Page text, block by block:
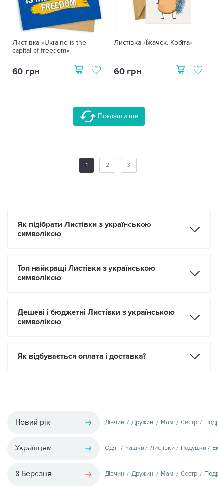
Листівка «Ukraine is the
capital of freedom»
60 грн
Листівка «Їжачок. Кобіта»
60 грн
Показати ще
1 2 3
Як підібрати Листівки з українською
символікою
Топ найкращі Листівки з українською
символікою
Дешеві і бюджетні Листівки з українською
символікою
Як відбувається оплата і доставка?
Новий рік Дівчині Дружині Мамі Сестрі
Українцям Одяг Чашки Листівки Подушки
8 Березня Дівчині Дружині Мамі Сестрі